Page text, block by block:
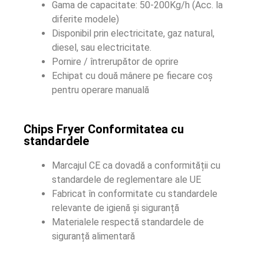
Gama de capacitate: 50-200Kg/h (Acc. la
diferite modele)
Disponibil prin electricitate, gaz natural,
diesel, sau electricitate.
Pornire / întrerupător de oprire
Echipat cu două mânere pe fiecare coș
pentru operare manuală
Chips Fryer Conformitatea cu
standardele
Marcajul CE ca dovadă a conformității cu
standardele de reglementare ale UE
Fabricat în conformitate cu standardele
relevante de igienă și siguranță
Materialele respectă standardele de
siguranță alimentară